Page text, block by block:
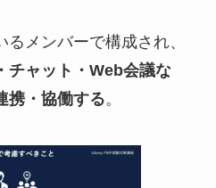
メンバーで構成され、
チャット・Web会議な
携・協働する。